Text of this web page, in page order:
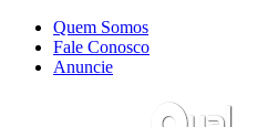
Quem Somos
Fale Conosco
Anuncie